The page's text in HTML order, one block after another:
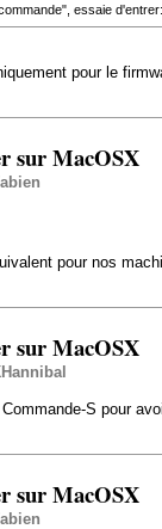
essaie
pour le
sur MacOSX
pour nos
sur MacOSX
S pour
sur MacOSX